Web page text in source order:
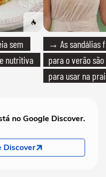
sem
nutritiva
→ As sandálias
para o verão
para usar na
no Google Discover.
Discover